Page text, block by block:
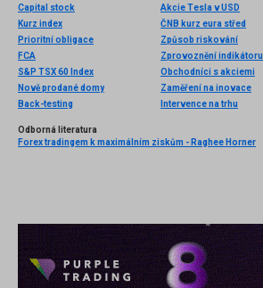
Capital stock
Kurz index
Prioritní obligace
FCA
S&P TSX 60 Index
Nově prodané domy
Back-testing
Akcie Tesla v USD
ČNB kurz eura střed
Způsob riskování
Zprovoznění indikátoru
Obchodníci s akciemi
Zaměření na inovace
Intervence na trhu
Odborná literatura
Forex tradingem k maximálním ziskům - Raghee Horner